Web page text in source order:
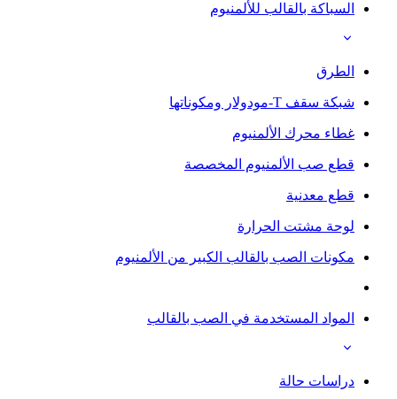
السباكة بالقالب للألمنيوم
الطرق
شبكة سقف T-مودولار ومكوناتها
غطاء محرك الألمنيوم
قطع صب الألمنيوم المخصصة
قطع معدنية
لوحة مشتت الحرارة
مكونات الصب بالقالب الكبير من الألمنيوم
المواد المستخدمة في الصب بالقالب
دراسات حالة